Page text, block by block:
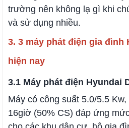
trường nên không lạ gì khi
và sử dụng nhiều.
3. 3 máy phát điện gia đình
hiện nay
3.1 Máy phát điện Hyundai
Máy có công suất 5.0/5.5
16giờ (50% CS) đáp ứng